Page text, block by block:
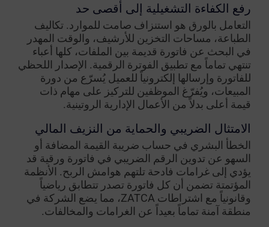
رفع الكفاءة التشغيلية إلى أقصى حد
التعامل بالورق هو استنزاف صامت للموارد. تكاليف
الطباعة، مساحات التخزين للأرشيف، والوقت المهدر
في البحث عن فاتورة قديمة بين الملفات، كلها أعباء
تنتهي تماماً مع تطبيق الفوترة الرقمية. الإصدار اللحظي
للفاتورة وإرسالها إلكترونياً للعميل يُسرّع من دورة
المبيعات، ويُفرّغ الموظفين للتركيز على مهام ذات
قيمة أعلى بدلاً من الأعمال الإدارية الروتينية.
الامتثال الضريبي والحماية من النزيف المالي
الخطأ البشري في حساب ضريبة القيمة المضافة أو
السهو عن تدوين الرقم الضريبي في فاتورة ورقية قد
يؤدي إلى غرامات فادحة تلتهم هوامش الربح. الأنظمة
المؤتمتة تضمن أن كل فاتورة تصدر تتطابق رياضياً
وقانونياً مع اشتراطات ZATCA، مما يضع الشركة في
منطقة آمنة تماماً بعيداً عن الغرامات والمخالفات.